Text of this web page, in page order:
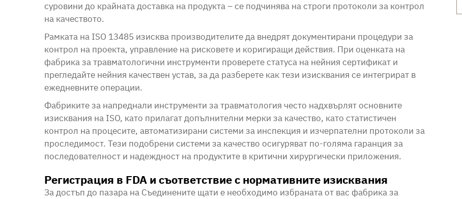
суровини до крайната доставка на продукта – се подчинява на строги протоколи за контрол
на качеството.
Рамката на ISO 13485 изисква производителите да внедрят документирани процедури за
контрол на проекта, управление на рисковете и коригиращи действия. При оценката на
фабрика за травматологични инструменти проверете статуса на нейния сертификат и
прегледайте нейния качествен устав, за да разберете как тези изисквания се интегрират в
ежедневните операции.
Фабриките за напреднали инструменти за травматология често надхвърлят основните
изисквания на ISO, като прилагат допълнителни мерки за качество, като статистичен
контрол на процесите, автоматизирани системи за инспекция и изчерпателни протоколи за
проследимост. Тези подобрени системи за качество осигуряват по-голяма гаранция за
последователност и надеждност на продуктите в критични хирургически приложения.
Регистрация в FDA и съответствие с нормативните изисквания
За достъп до пазара на Съединените щати е необходимо избраната от вас фабрика за